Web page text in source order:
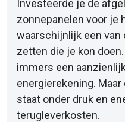
Investeerde je de
zonnepanelen voor je
waarschijnlijk een
zetten die je kon
immers een
energierekening.
staat onder druk en
terugleverkosten.